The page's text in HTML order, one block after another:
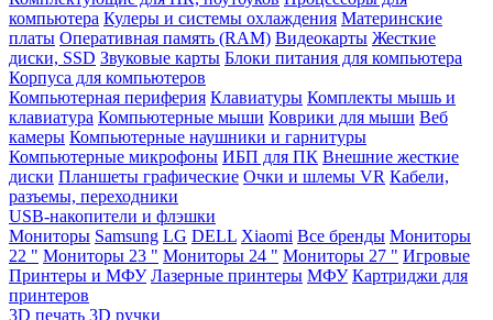
компьютера Кулеры и системы охлаждения Материнские
платы Оперативная память (RAM) Видеокарты Жесткие
диски, SSD Звуковые карты Блоки питания для компьютера
Корпуса для компьютеров
Компьютерная периферия Клавиатуры Комплекты мышь и
клавиатура Компьютерные мыши Коврики для мыши Веб
камеры Компьютерные наушники и гарнитуры
Компьютерные микрофоны ИБП для ПК Внешние жесткие
диски Планшеты графические Очки и шлемы VR Кабели,
разъемы, переходники
USB-накопители и флэшки
Мониторы Samsung LG DELL Xiaomi Все бренды Мониторы
22 " Мониторы 23 " Мониторы 24 " Мониторы 27 " Игровые
Принтеры и МФУ Лазерные принтеры МФУ Картриджи для
принтеров
3D печать 3D ручки